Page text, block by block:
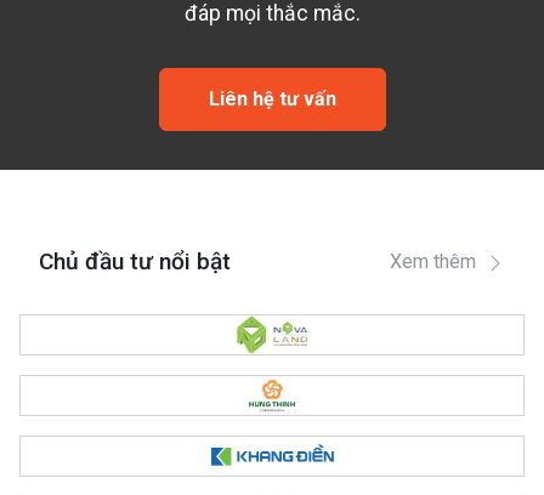
đáp mọi thắc mắc.
Liên hệ tư vấn
Chủ đầu tư nổi bật Xem thêm